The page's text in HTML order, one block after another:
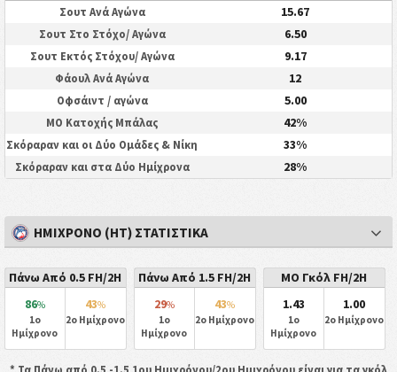
Σουτ Ανά Αγώνα 15.67
Σουτ Στο Στόχο/ Αγώνα 6.50
Σουτ Εκτός Στόχου/ Αγώνα 9.17
Φάουλ Ανά Αγώνα 12
Οφσάιντ / αγώνα 5.00
ΜΟ Κατοχής Μπάλας 42%
Σκόραραν και οι Δύο Ομάδες & Νίκη 33%
Σκόραραν και στα Δύο Ημίχρονα 28%
ΗΜΊΧΡΟΝΟ (HT) ΣΤΑΤΙΣΤΙΚΆ
Πάνω Από 0.5 FH/2H
86%
1ο
Ημίχρονο
43%
2ο Ημίχρονο
Πάνω Από 1.5 FH/2H
29%
1ο
Ημίχρονο
43%
2ο Ημίχρονο
ΜΟ Γκόλ FH/2H
1.43
1ο
Ημίχρονο
1.00
2ο Ημίχρονο